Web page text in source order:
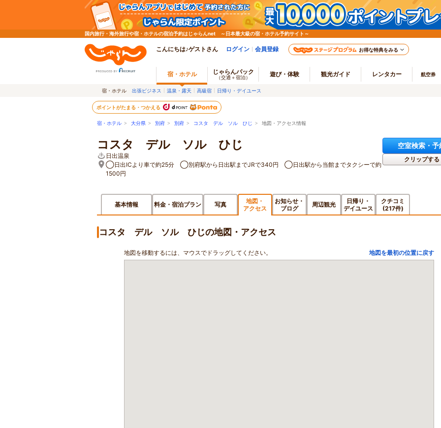
国内旅行・海外旅行や宿・ホテルの宿泊予約はじゃらんnet ～日本最大級の宿・ホテル予約サイト～
こんにちは♪ゲストさん ログイン 会員登録 お得な特典をみる
宿・ホテル じゃらんパック
（交通＋宿泊） 遊び・体験 観光ガイド レンタカー 航空券
宿・ホテル 出張ビジネス 温泉・露天 高級宿 日帰り・デイユース
ポイントがたまる・つかえる
宿・ホテル > 大分県 > 別府 > 別府 > コスタ デル ソル ひじ > 地図・アクセス情報
コスタ デル ソル ひじ
日出温泉
◯日出ICより車で約25分 ◯別府駅から日出駅までJRで340円 ◯日出駅から当館までタクシーで約
1500円
空室検索・予
クリップする
基本情報 料金・宿泊プラン 写真
地図・
アクセス
お知らせ・
ブログ
周辺観光
日帰り・
デイユース
クチコミ
(217件)
コスタ デル ソル ひじの地図・アクセス
地図を移動するには、マウスでドラッグしてください。 地図を最初の位置に戻す